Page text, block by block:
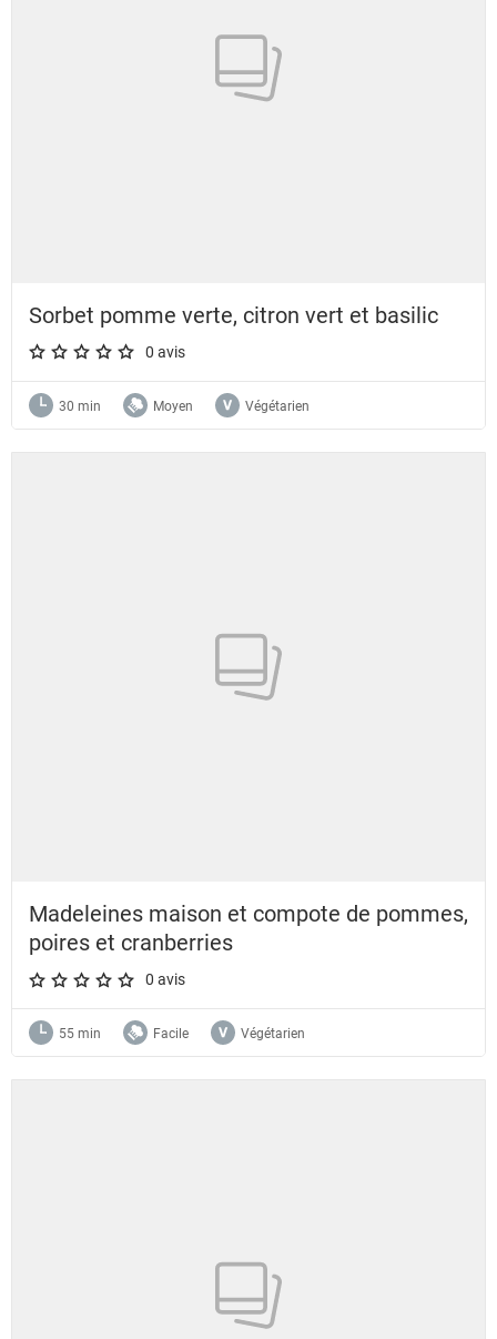
Sorbet pomme verte, citron vert et basilic
A star rating of 0 out of 5.
0 avis
30 min Moyen Végétarien
Madeleines maison et compote de pommes,
poires et cranberries
A star rating of 0 out of 5.
0 avis
55 min Facile Végétarien